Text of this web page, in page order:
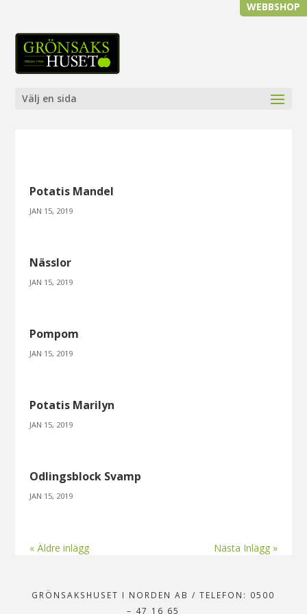
WEBBSHOP
Välj en sida
Potatis Mandel
JAN 15, 2019
Nässlor
JAN 15, 2019
Pompom
JAN 15, 2019
Potatis Marilyn
JAN 15, 2019
Odlingsblock Svamp
JAN 15, 2019
« Äldre inlägg Nästa Inlägg »
GRÖNSAKSHUSET I NORDEN AB/ TELEFON: 0500
– 47 16 65